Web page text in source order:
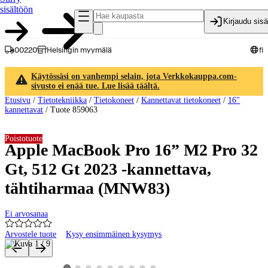
sisältöön
Kirjaudu
00220 Helsingin myymälä fi
Käytössäsi on vanhempi selain, jota Verkkokauppa.com-
sivusto ei enää tue. Lue lisää täältä.
Etusivu / Tietotekniikka / Tietokoneet / Kannettavat tietokoneet / 16"
kannettavat / Tuote 859063
Apple MacBook Pro 16” M2 Pro 32
Gt, 512 Gt 2023 -kannettava,
tähtiharmaa (MNW83)
Ei arvosanaa
Arvostele tuote Kysy ensimmäinen kysymys
Poistotuote
Tuotteen kuvat ja videot